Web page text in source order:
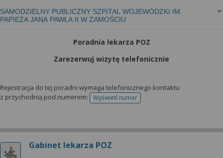
SAMODZIELNY PUBLICZNY SZPITAL WOJEWÓDZKI IM.
PAPIEŻA JANA PAWŁA II W ZAMOŚCIU
Poradnia lekarza POZ
Zarezerwuj wizytę telefonicznie
Rejestracja do tej poradni wymaga telefonicznego kontaktu
z przychodnią pod numerem:
Wyświetl numertelefonu do rejestracji
Gabinet lekarza POZ